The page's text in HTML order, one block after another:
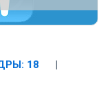
18
|